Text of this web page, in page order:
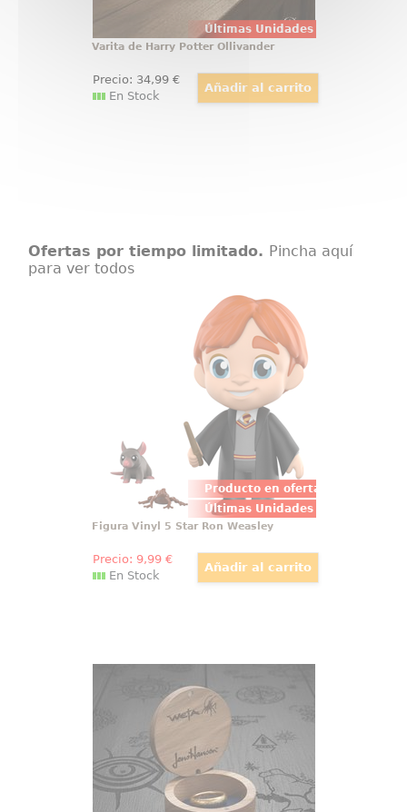
Últimas Unidades
Varita de Harry Potter Ollivander
Precio: 34,99€
En Stock
Ofertas por tiempo limitado. Pincha aquí
para ver todos
Producto en oferta
Últimas Unidades
Figura Vinyl 5 Star Ron Weasley
Figura de Ron Weasley realizada
en vinilo perteneciente a la línea
¡5 Estrellas! de Funko. La figura
tiene una altura aproximada de 8
cm., y está basada en la saga de
películas de Harry Potter.
Figura Vinyl 5 Star Ron Weasley
Precio: 9,99€
En Stock
en oro) El Señor de los Anillos
Weta, en colaboración con Jens
Hansen, presenta el Anillo Único
en carburo de tungsteno chapado
en oro. Diseñado con precisión
milimétrica, este anillo replica
fielmente la forma, el grosor y las
proporciones del original de la
película.